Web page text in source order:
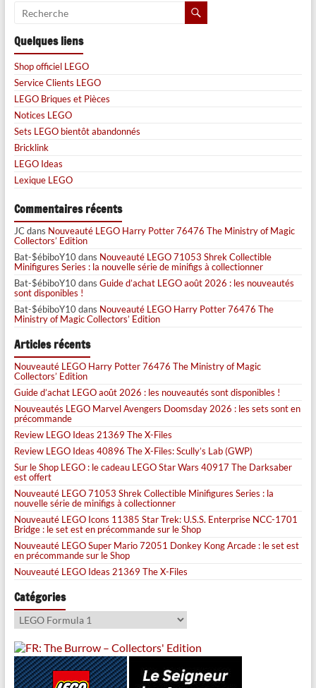
Quelques liens
Shop officiel LEGO
Service Clients LEGO
LEGO Briques et Pièces
Notices LEGO
Sets LEGO bientôt abandonnés
Bricklink
LEGO Ideas
Lexique LEGO
Commentaires récents
JCdans Nouveauté LEGO Harry Potter 76476 The Ministry of Magic
Collectors’ Edition
Bat-$ébiboY10dans Nouveauté LEGO 71053 Shrek Collectible
Minifigures Series : la nouvelle série de minifigs à collectionner
Bat-$ébiboY10dans Guide d’achat LEGO août 2026 : les nouveautés
sont disponibles !
Bat-$ébiboY10dans Nouveauté LEGO Harry Potter 76476 The
Ministry of Magic Collectors’ Edition
Articles récents
Nouveauté LEGO Harry Potter 76476 The Ministry of Magic
Collectors’ Edition
Guide d’achat LEGO août 2026 : les nouveautés sont disponibles !
Nouveautés LEGO Marvel Avengers Doomsday 2026 : les sets sont en
précommande
Review LEGO Ideas 21369 The X-Files
Review LEGO Ideas 40896 The X-Files: Scully’s Lab (GWP)
Sur le Shop LEGO : le cadeau LEGO Star Wars 40917 The Darksaber
est offert
Nouveauté LEGO 71053 Shrek Collectible Minifigures Series : la
nouvelle série de minifigs à collectionner
Nouveauté LEGO Icons 11385 Star Trek: U.S.S. Enterprise NCC-1701
Bridge : le set est en précommande sur le Shop
Nouveauté LEGO Super Mario 72051 Donkey Kong Arcade : le set est
en précommande sur le Shop
Nouveauté LEGO Ideas 21369 The X-Files
Catégories
Catégories